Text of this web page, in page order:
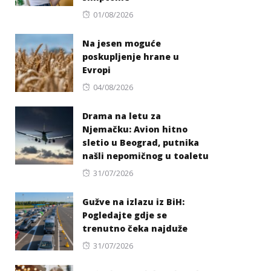
Posted
01/08/2026
Na jesen moguće
poskupljenje hrane u
Evropi
Posted
04/08/2026
Drama na letu za
Njemačku: Avion hitno
sletio u Beograd, putnika
našli nepomičnog u toaletu
Posted
31/07/2026
Gužve na izlazu iz BiH:
Pogledajte gdje se
trenutno čeka najduže
Posted
31/07/2026